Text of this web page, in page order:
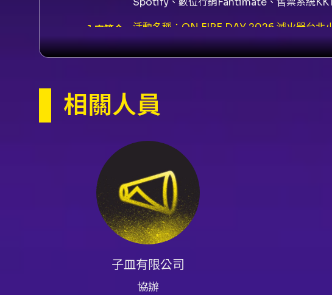
內容簡介
活動名稱：ON FIRE DAY 2026 滅火器台北
市松山區南京東路四段2號） 主辦：
3,000 / 2,699 / 2,400 / 2,000 / 1,600 / 800
費每筆 NT$30，4 張為限），KKTIX 網站
票前請於活動啟售前一日完成「身心障礙者
告之退票流程辦理。 注意：本資料摘要依據
來源：https://kklivetw.kktix.cc/events/
注意事項
- 視線遮擋：黃3A、黃3J、黃3H、黃3B、黃
接受。 - 場館安全規範：為安全考量，二、
整隊時間與方式將於演出日前於 KKLIVE 及
得進入三樓觀眾席。 - 攜帶物品與拍攝：請勿
料、金屬、玻璃、寶特瓶、雷射筆、煙火或
騙，主辦單位與 KKTIX 無法保證非官方票券
相關人員
子皿有限公司
協辦